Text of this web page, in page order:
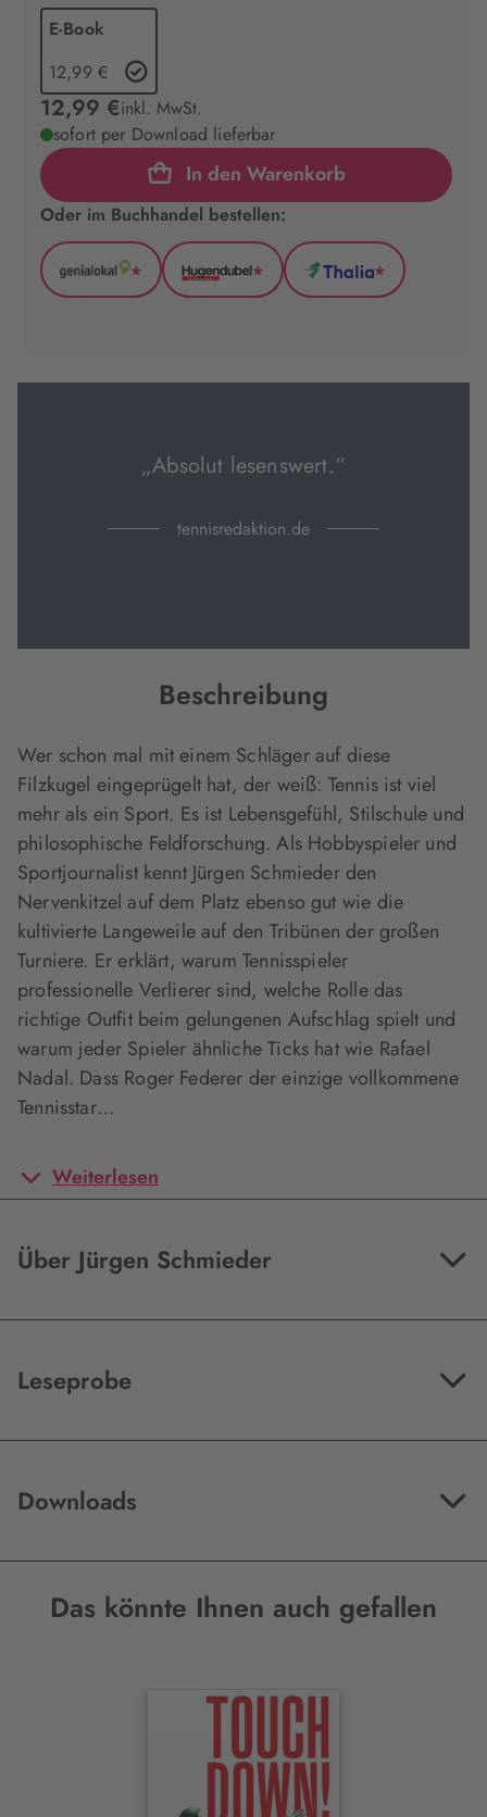
E-Book
12,99 €
12,99 €inkl. MwSt.
sofort per Download lieferbar
In den Warenkorb
Oder im Buchhandel bestellen:
GenialLokal
Tab
*
Hugendubel
Tab
*
Thalia
Tab
*
„Absolut lesenswert.“
tennisredaktion.de
Beschreibung
Wer schon mal mit einem Schläger auf diese
Filzkugel eingeprügelt hat, der weiß: Tennis ist viel
mehr als ein Sport. Es ist Lebensgefühl, Stilschule und
philosophische Feldforschung. Als Hobbyspieler und
Sportjournalist kennt Jürgen Schmieder den
Nervenkitzel auf dem Platz ebenso gut wie die
kultivierte Langeweile auf den Tribünen der großen
Turniere. Er erklärt, warum Tennisspieler
professionelle Verlierer sind, welche Rolle das
richtige Outfit beim gelungenen Aufschlag spielt und
warum jeder Spieler ähnliche Ticks hat wie Rafael
Nadal. Dass Roger Federer der einzige vollkommene
Tennisstar…
Weiterlesen
Über Jürgen Schmieder
Leseprobe
Downloads
Das könnte Ihnen auch gefallen